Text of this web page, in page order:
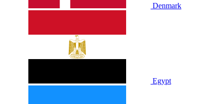
Denmark
Egypt